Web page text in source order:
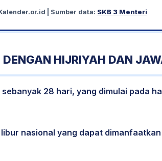
| Sumber data: SKB 3 Menteri
HIJRIYAH DAN
28 hari, yang dimulai pada
nasional yang dapat